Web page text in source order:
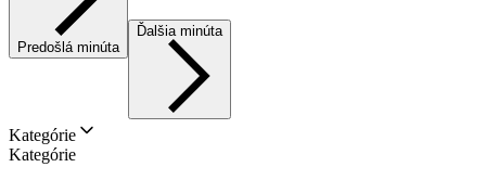
Predošlá minúta
Ďalšia minúta
Kategórie
Kategórie